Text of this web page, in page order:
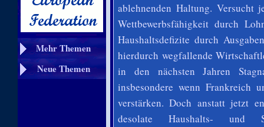
Mehr Themen
Neue Themen
ablehnenden Haltung.
Wettbewerbsfähigkeit durch
Haushaltsdefizite durch
hierdurch wegfallende
in den nächsten Jahren
insbesondere wenn Frankreich
verstärken. Doch anstatt jetzt
desolate Haushalts- und